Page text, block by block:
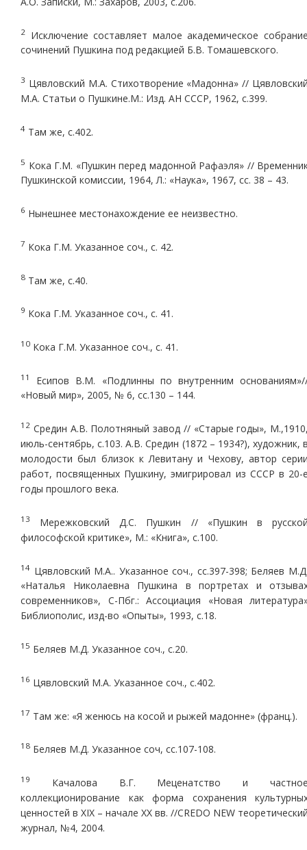
2
Исключение составляет малое академическое
сочинений Пушкина под редакцией Б.В. Томашевского.
3 Цявловский М.А. Стихотворение «Мадонна» //
М.А. Статьи о Пушкине.М.: Изд. АН СССР, 1962, с.399.
4 Там же, с.402.
5 Кока Г.М. «Пушкин перед мадонной Рафаэля» //
Пушкинской комиссии, 1964, Л.: «Наука», 1967, сс. 38 – 43.
6 Нынешнее местонахождение ее неизвестно.
7 Кока Г.М. Указанное соч., с. 42.
8 Там же, с.40.
9 Кока Г.М. Указанное соч., с. 41.
10 Кока Г.М. Указанное соч., с. 41.
11
Есипов В.М. «Подлинны по внутренним
«Новый мир», 2005, № 6, сс.130 – 144.
12 Средин А.В. Полотняный завод // «Старые годы»,
июль-сентябрь, с.103. А.В. Средин (1872 – 1934?), художник,
молодости был близок к Левитану и Чехову, автор
работ, посвященных Пушкину, эмигрировал из СССР в 20-
годы прошлого века.
13
Мережковский Д.С. Пушкин // «Пушкин в
философской критике», М.: «Книга», с.100.
14 Цявловский М.А.. Указанное соч., сс.397-398; Беляев
«Наталья Николаевна Пушкина в портретах и
современников», С-Пбг.: Ассоциация «Новая
Библиополис, изд-во «Опыты», 1993, с.18.
15 Беляев М.Д. Указанное соч., с.20.
16 Цявловский М.А. Указанное соч., с.402.
17 Там же: «Я женюсь на косой и рыжей мадонне» (франц.).
18 Беляев М.Д. Указанное соч, сс.107-108.
19
Качалова В.Г. Меценатство и
коллекционирование как форма сохранения
ценностей в ХIX – начале ХХ вв. //CREDO NEW
журнал, №4, 2004.